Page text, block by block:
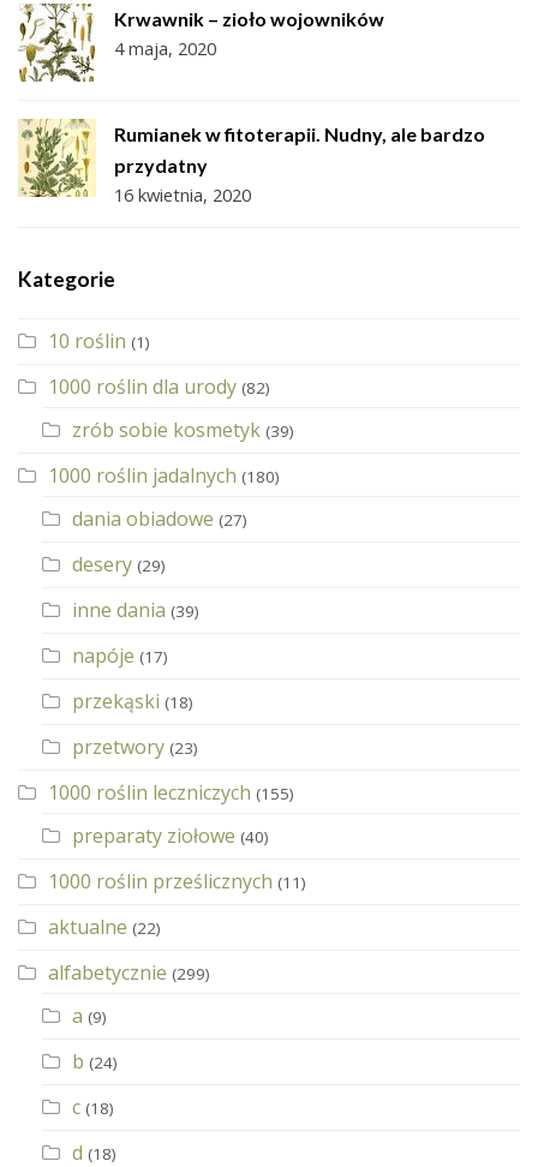
Krwawnik – zioło wojowników
4 maja, 2020
Rumianek w fitoterapii. Nudny, ale bardzo
przydatny
16 kwietnia, 2020
Kategorie
10 roślin (1)
1000 roślin dla urody (82)
zrób sobie kosmetyk (39)
1000 roślin jadalnych (180)
dania obiadowe (27)
desery (29)
inne dania (39)
napóje (17)
przekąski (18)
przetwory (23)
1000 roślin leczniczych (155)
preparaty ziołowe (40)
1000 roślin prześlicznych (11)
aktualne (22)
alfabetycznie (299)
a (9)
b (24)
c (18)
d (18)